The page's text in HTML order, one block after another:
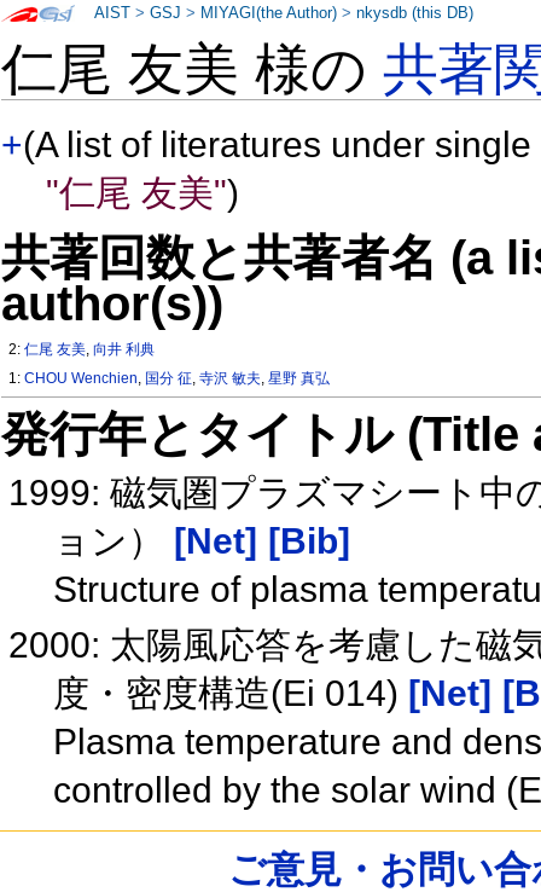
仁尾 友美 様の共著
+(A list of literatures under
"仁尾 友美")
共著回数と共著者名 (a
author(s))
2:仁尾 友美,向井 利典
1:CHOU Wenchien, 国分 征,寺沢 敏夫,星野 真弘
発行年とタイトル
1999: 磁気圏プラズマシート中
ョン） [Net] [Bib]
Structure of plasma
2000: 太陽風応答を考慮した磁
度・密度構造(Ei 014) [Net]
Plasma temperature and
controlled by the solar wind
AIST >GSJ > MIYAGI(the Author) >nkysdb (this DB)
ご意見・お問い